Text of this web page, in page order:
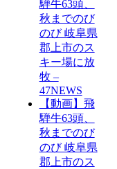
騨牛63頭、
秋までのび
のび 岐阜県
郡上市のス
キー場に放
牧 –
47NEWS
【動画】飛
騨牛63頭、
秋までのび
のび 岐阜県
郡上市のス